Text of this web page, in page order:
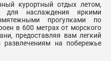
курортный отдых летом,
наслаждения яркими
прогулками по
в 600 метрах от морского
предоставляя вам легкий
на побережье